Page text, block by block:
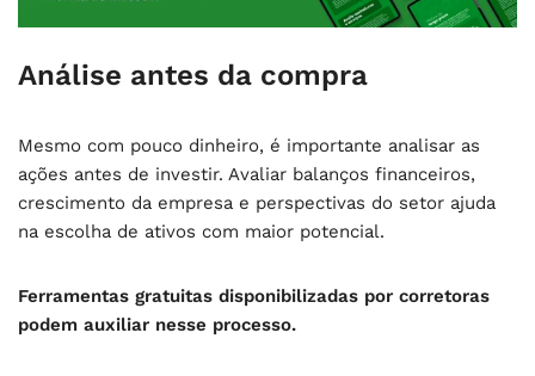
Análise antes da compra
Mesmo com pouco dinheiro, é importante analisar as
ações antes de investir. Avaliar balanços financeiros,
crescimento da empresa e perspectivas do setor ajuda
na escolha de ativos com maior potencial.
Ferramentas gratuitas disponibilizadas por corretoras
podem auxiliar nesse processo.